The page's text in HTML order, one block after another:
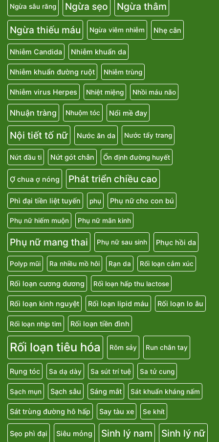
Ngừa sâu răng Ngừa sẹo
Ngừa thâm
Ngừa thiếu máu
Ngừa viêm nhiễm Nhẹ cân
Nhiễm Candida Nhiễm khuẩn da
Nhiễm khuẩn đường ruột Nhiễm trùng
Nhiễm virus Herpes Nhiệt miệng Nhồi máu não
Nhuận tràng Nhuộm tóc Nổi mề đay
Nội tiết tố nữ Nước ăn da Nước tẩy trang
Nứt đầu ti Nứt gót chân Ổn định đường huyết
Ợ chua ợ nóng Phát triển chiều cao
Phì đại tiền liệt tuyến phụ Phụ nữ cho con bú
Phụ nữ hiếm muộn Phụ nữ mãn kinh
Phụ nữ mang thai Phụ nữ sau sinh Phục hồi da
Polyp mũi Ra nhiều mồ hôi Rạn da Rối loạn cảm xúc
Rối loạn cương dương Rối loạn hấp thu lactose
Rối loạn kinh nguyệt Rối loạn lipid máu Rối loạn lo âu
Rối loạn nhịp tim Rối loạn tiền đình
Rối loạn tiêu hóa Rôm sảy Run chân tay
Rụng tóc Sa dạ dày Sa sút trí tuệ Sa tử cung
Sạch mụn Sạch sâu Sáng mắt Sát khuẩn kháng nấm
Sát trùng đường hô hấp Say tàu xe Se khít
Sẹo phì đại Siêu mỏng Sinh lý nam Sinh lý nữ